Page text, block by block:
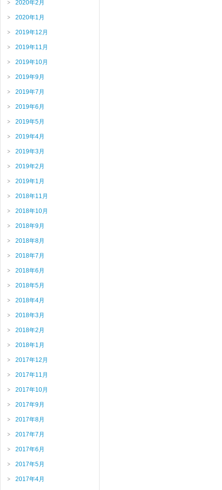
2020年2月
2020年1月
2019年12月
2019年11月
2019年10月
2019年9月
2019年7月
2019年6月
2019年5月
2019年4月
2019年3月
2019年2月
2019年1月
2018年11月
2018年10月
2018年9月
2018年8月
2018年7月
2018年6月
2018年5月
2018年4月
2018年3月
2018年2月
2018年1月
2017年12月
2017年11月
2017年10月
2017年9月
2017年8月
2017年7月
2017年6月
2017年5月
2017年4月